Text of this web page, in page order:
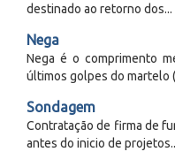
destinado ao retorno dos...
Nega
Nega é o comprimento
últimos golpes do martelo
Sondagem
Contratação de firma de
antes do inicio de